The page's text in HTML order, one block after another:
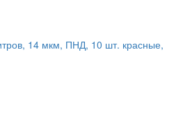
14 мкм, ПНД, 10 шт. красные,